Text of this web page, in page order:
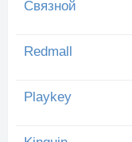
Связной
Redmall
Playkey